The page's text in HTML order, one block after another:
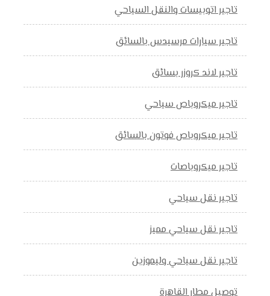
تاجير اتوبيسات والنقل السياحي
تاجير سيارات مرسيدس بالسائق
تاجير لاند كروزر بسائق
تاجير ميكروباص سياحي
تاجير ميكروباص فوتون بالسائق
تاجير ميكروباصات
تاجير نقل سياحي
تاجير نقل سياحي مميز
تاجير نقل سياحي وليموزين
توصيل مطار القاهرة